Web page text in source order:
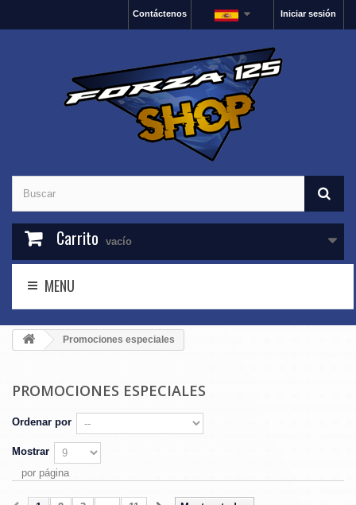
Iniciar sesión
Contáctenos
Carrito vacío
MENU
Promociones especiales
PROMOCIONES ESPECIALES
Ordenar por
Mostrar
por página